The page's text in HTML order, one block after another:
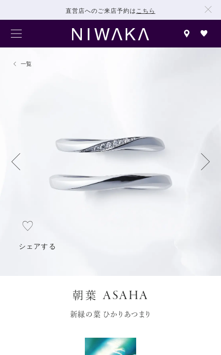
直営店へのご来店予約は こちら
一覧
シェアする
朝葉 ASAHA
新緑の葉 ひかりあつまり